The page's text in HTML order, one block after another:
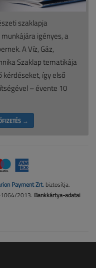
szaklapja
igényes, a
A Víz, Gáz,
Szaklap tematikája
így első
– évente 10
→
Payment Zrt. biztosítja.
1064/2013. Bankkártya-adatai